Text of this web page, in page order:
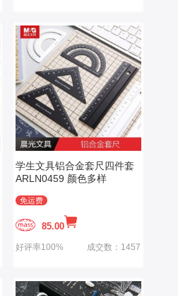
学生文具铝合金套尺四件套
ARLN0459 颜色多样
免运费
85.00
好评率100% 成交数：1457